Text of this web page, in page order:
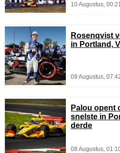
10 Augustus,
Rosenqvist
in Portland,
09 Augustus,
Palou opent
snelste in
derde
08 Augustus,